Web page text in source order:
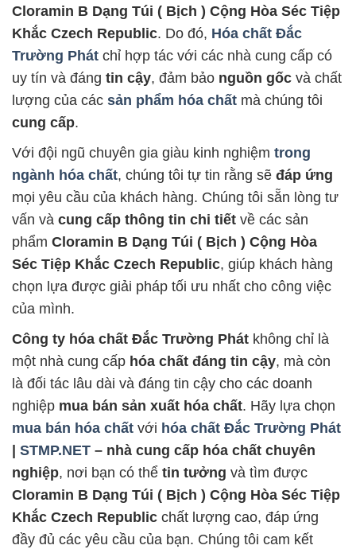
Cloramin B Dạng Túi ( Bịch ) Cộng Hòa Séc Tiệp
Khắc Czech Republic. Do đó, Hóa chất Đắc
Trường Phát chỉ hợp tác với các nhà cung cấp có
uy tín và đáng tin cậy, đảm bảo nguồn gốc và chất
lượng của các sản phẩm hóa chất mà chúng tôi
cung cấp.
Với đội ngũ chuyên gia giàu kinh nghiệm trong
ngành hóa chất, chúng tôi tự tin rằng sẽ đáp ứng
mọi yêu cầu của khách hàng. Chúng tôi sẵn lòng tư
vấn và cung cấp thông tin chi tiết về các sản
phẩm Cloramin B Dạng Túi ( Bịch ) Cộng Hòa
Séc Tiệp Khắc Czech Republic, giúp khách hàng
chọn lựa được giải pháp tối ưu nhất cho công việc
của mình.
Công ty hóa chất Đắc Trường Phát không chỉ là
một nhà cung cấp hóa chất đáng tin cậy, mà còn
là đối tác lâu dài và đáng tin cậy cho các doanh
nghiệp mua bán sản xuất hóa chất. Hãy lựa chọn
mua bán hóa chất với hóa chất Đắc Trường Phát
STMP.NET – nhà cung cấp hóa chất chuyên
nghiệp, nơi bạn có thể tin tưởng và tìm được
Cloramin B Dạng Túi ( Bịch ) Cộng Hòa Séc Tiệp
Khắc Czech Republic chất lượng cao, đáp ứng
đầy đủ các yêu cầu của bạn. Chúng tôi cam kết